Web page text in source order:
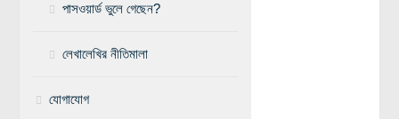
বিদেশী বিজ্ঞানী
পাসওয়ার্ড ভুলে গেছেন?
লেখালেখির নীতিমালা
যোগাযোগ